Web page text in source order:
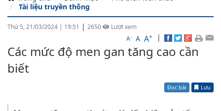
Tài liệu truyền thông
Thứ 5, 21/03/2024 | 19:51 | 2650
Lượt xem
A- A A+ |
Các mức độ men gan tăng cao cần
biết
Đọc bài Lưu